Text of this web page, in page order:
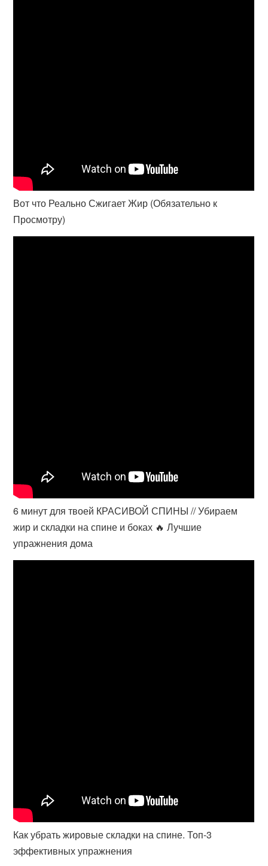
Вот что Реально Сжигает Жир (Обязательно к
Просмотру)
6 минут для твоей КРАСИВОЙ СПИНЫ // Убираем
жир и складки на спине и боках 🔥 Лучшие
упражнения дома
Как убрать жировые складки на спине. Топ-3
эффективных упражнения